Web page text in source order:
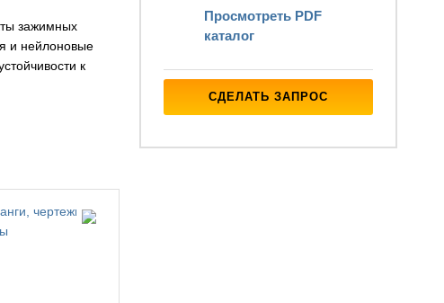
зажимных
и нейлоновые
к
Просмотреть PDF
каталог
СДЕЛАТЬ ЗАПРОС